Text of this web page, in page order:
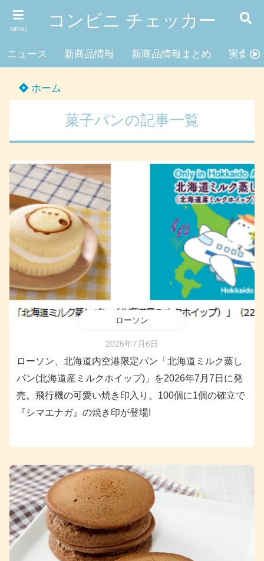
MENU コンビニ チェッカー
ニュース 新商品情報 新商品情報まとめ 実食レ
ホーム
菓子パンの記事一覧
ローソン
2026年7月6日
ローソン、北海道内空港限定パン「北海道ミルク蒸し
パン(北海道産ミルクホイップ)」を2026年7月7日に発
売。飛行機の可愛い焼き印入り。100個に1個の確立で
『シマエナガ』の焼き印が登場!